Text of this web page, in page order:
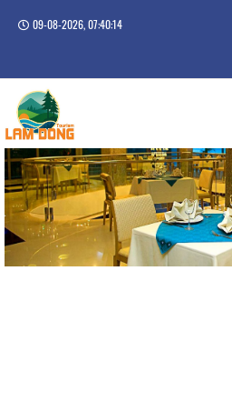
09-08-2026, 07:40:15